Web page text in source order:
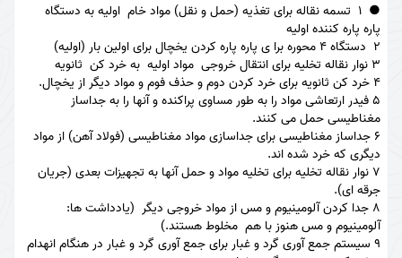
1 تسمه نقاله برای تغذیه (حمل و نقل) مواد خام اولیه به دستگاه
پاره پاره کننده اولیه
2 دستگاه 4 محوره برا ی پاره پاره کردن یخچال برای اولین بار (اولیه)
3 نوار نقاله تخلیه برای انتقال خروجی مواد اولیه به خرد کن ثانویه
4 خرد کن ثانویه برای خرد کردن دوم و حذف فوم و مواد دیگر از یخچال.
5 فیدر ارتعاشی مواد را به طور مساوی پراکنده و آنها را به جداساز
مغناطیسی حمل می کنند.
6 جداساز مغناطیسی برای جداسازی مواد مغناطیسی (فولاد آهن) از مواد
دیگری که خرد شده اند.
7 نوار نقاله تخلیه برای تخلیه مواد و حمل آنها به تجهیزات بعدی (جریان
جرقه ای).
8 جدا کردن آلومینیوم و مس از مواد خروجی دیگر (یادداشت ها:
آلومینیوم و مس هنوز با هم مخلوط هستند.)
9 سیستم جمع آوری گرد و غبار برای جمع آوری گرد و غبار در هنگام انهدام